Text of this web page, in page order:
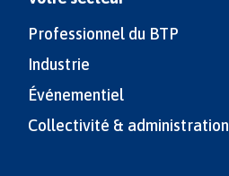
Professionnel du BTP
Industrie
Événementiel
Collectivité & administration